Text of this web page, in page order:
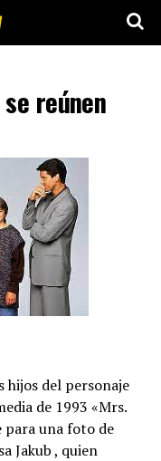
reúnen
del personaje
de 1993 «Mrs.
una foto de
Jakub , quien